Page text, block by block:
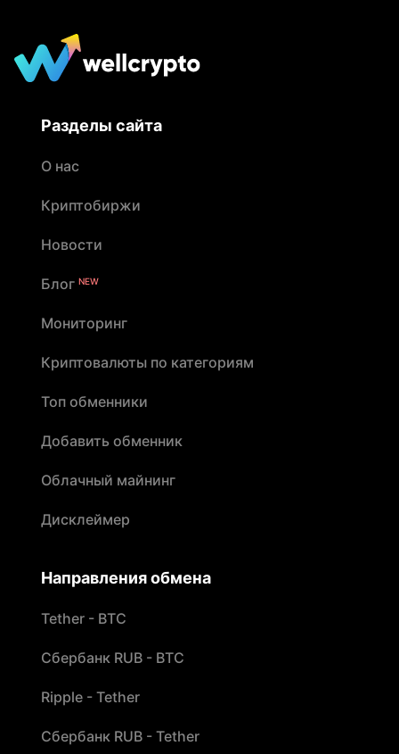
Разделы сайта
О нас
Криптобиржи
Новости
Блог NEW
Мониторинг
Криптовалюты по категориям
Топ обменники
Добавить обменник
Облачный майнинг
Дисклеймер
Направления обмена
Tether - BTC
Сбербанк RUB - BTC
Ripple - Tether
Сбербанк RUB - Tether